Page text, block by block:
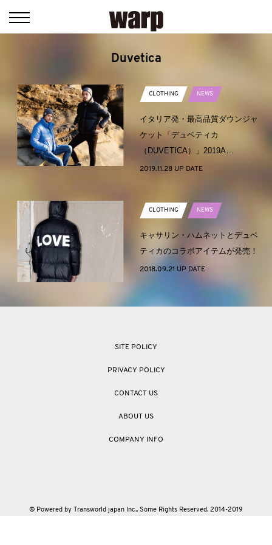
Duvetica
CLOTHING NEWS
イタリア発・最高品質ダウンジャ
ケット「デュベティカ
（DUVETICA）」2019A…
2019.11.28 UP DATE
CLOTHING NEWS
キャサリン・ハムネットとデュベ
ティカのコラボアイテムが発売！
2018.09.21 UP DATE
SITE POLICY
PRIVACY POLICY
CONTACT US
ABOUT US
COMPANY INFO
© Powered by Transworld japan Inc.. Some Rights Reserved. 2014-2019